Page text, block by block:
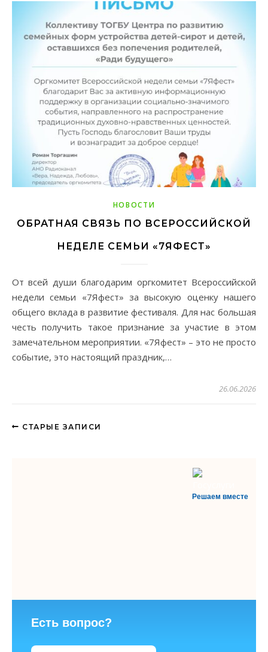
НОВОСТИ
ОБРАТНАЯ СВЯЗЬ ПО ВСЕРОССИЙСКОЙ
НЕДЕЛЕ СЕМЬИ «7ЯФЕСТ»
От всей души благодарим оргкомитет Всероссийской
недели семьи «7Яфест» за высокую оценку нашего
общего вклада в развитие фестиваля. Для нас большая
честь получить такое признание за участие в этом
замечательном мероприятии. «7Яфест» – это не просто
событие, это настоящий праздник,…
26.06.2026
СТАРЫЕ ЗАПИСИ
Решаем вместе
Есть вопрос?